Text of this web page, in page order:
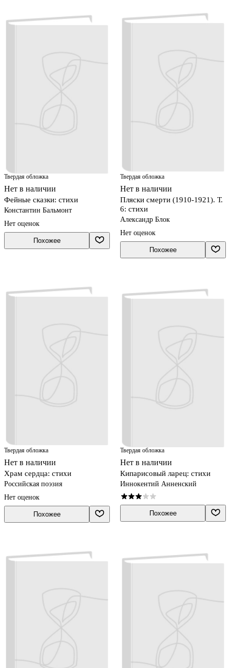
Твердая обложка
Нет в наличии
Фейные сказки: стихи
Константин Бальмонт
Нет оценок
Похожее
Твердая обложка
Нет в наличии
Пляски смерти (1910-1921). Т.
6: стихи
Александр Блок
Нет оценок
Похожее
Твердая обложка
Нет в наличии
Храм сердца: стихи
Российская поэзия
Нет оценок
Похожее
Твердая обложка
Нет в наличии
Кипарисовый ларец: стихи
Иннокентий Анненский
Похожее